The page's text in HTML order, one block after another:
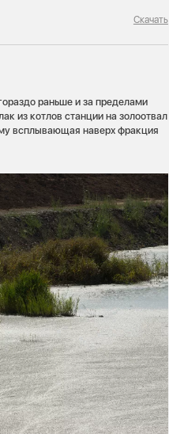
Скачать
раньше и за пределами
из котлов станции на золоотвал
всплывающая наверх фракция